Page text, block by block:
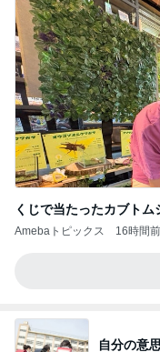
くじで当たったカブトム
Amebaトピックス 16時間前
自分の意